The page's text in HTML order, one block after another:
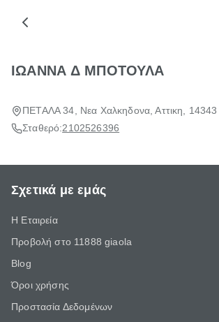
ΙΩΑΝΝΑ Δ ΜΠΟΤΟΥΛΑ
ΠΕΤΑΛΑ 34, Νεα Χαλκηδονα, Αττικη, 14343
Σταθερό:2102526396
Σχετικά με εμάς
Η Εταιρεία
Προβολή στο 11888 giaola
Blog
Όροι χρήσης
Προστασία Δεδομένων